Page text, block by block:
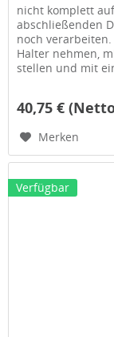
nicht komplett
abschließenden
noch
Halter nehmen,
stellen und mit
40,75 €
Merken
Verfügbar